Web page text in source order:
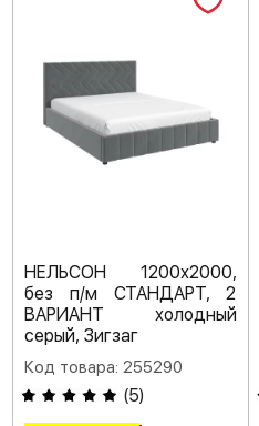
НЕЛЬСОН 1200х2000,
без п/м СТАНДАРТ, 2
ВАРИАНТ холодный
серый, Зигзаг
Код товара: 255290
(5)